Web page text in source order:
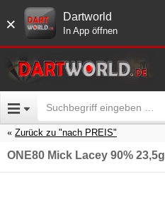
× Dartworld
In App öffnen
Zurück zu "nach PREIS"
ONE80 Mick Lacey 90% 23,5g